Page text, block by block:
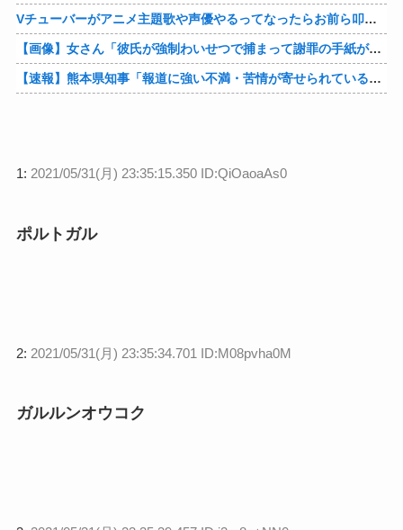
Vチューバーがアニメ主題歌や声優やるってなったらお前ら叩くけどさ……他
【画像】女さん「彼氏が強制わいせつで捕まって謝罪の手紙が来た」ﾊﾟｼｬｯ他
【速報】熊本県知事「報道に強い不満・苦情が寄せられている」→TBSの報道特集がまさにそれな件他
1: 2021/05/31(月) 23:35:15.350 ID:QiOaoaAs0
ポルトガル
2: 2021/05/31(月) 23:35:34.701 ID:M08pvha0M
ガルルンオウコク